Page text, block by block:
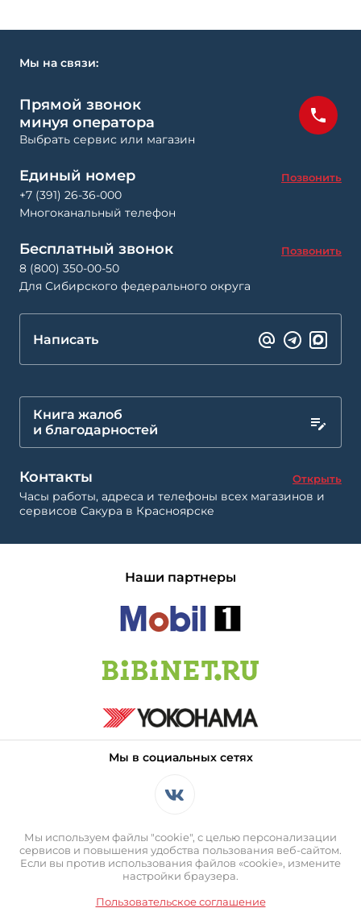
Мы на связи:
Прямой звонок
минуя оператора
Выбрать сервис или магазин
Единый номер Позвонить
+7 (391) 26-36-000
Многоканальный телефон
Бесплатный звонок Позвонить
8 (800) 350-00-50
Для Сибирского федерального округа
Написать
Книга жалоб
и благодарностей
Контакты Открыть
Часы работы, адреса и телефоны всех магазинов и
сервисов Сакура в Красноярске
Наши партнеры
Мы в социальных сетях
Мы используем файлы "cookie", с целью персонализации
сервисов и повышения удобства пользования веб-сайтом.
Если вы против использования файлов «cookie», измените
настройки браузера.
Пользовательское соглашение